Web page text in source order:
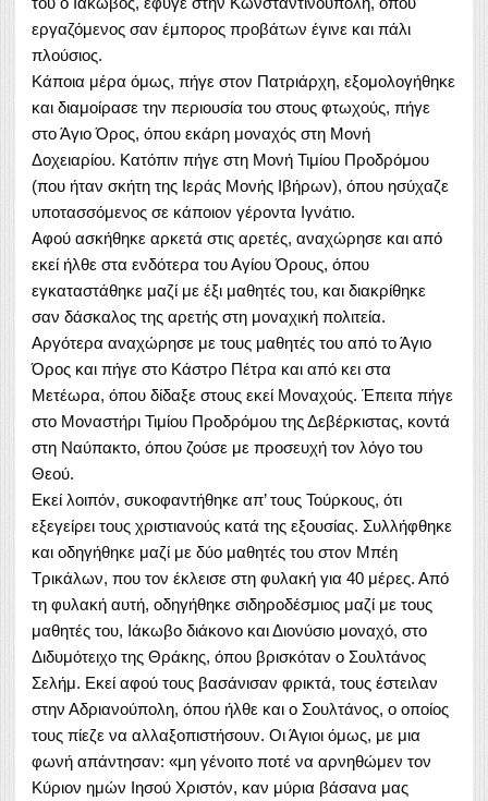
εργαζόμενος σαν έμπορος προβάτων έγινε και πάλι
πλούσιος.
Κάποια μέρα όμως, πήγε στον Πατριάρχη, εξομολογήθηκε
και διαμοίρασε την περιουσία του στους φτωχούς, πήγε
στο Άγιο Όρος, όπου εκάρη μοναχός στη Μονή
Δοχειαρίου. Κατόπιν πήγε στη Μονή Τιμίου Προδρόμου
(που ήταν σκήτη της Ιεράς Μονής Ιβήρων), όπου ησύχαζε
υποτασσόμενος σε κάποιον γέροντα Ιγνάτιο.
Αφού ασκήθηκε αρκετά στις αρετές, αναχώρησε και από
εκεί ήλθε στα ενδότερα του Αγίου Όρους, όπου
εγκαταστάθηκε μαζί με έξι μαθητές του, και διακρίθηκε
σαν δάσκαλος της αρετής στη μοναχική πολιτεία.
Αργότερα αναχώρησε με τους μαθητές του από το Άγιο
Όρος και πήγε στο Κάστρο Πέτρα και από κει στα
Μετέωρα, όπου δίδαξε στους εκεί Μοναχούς. Έπειτα πήγε
στο Μοναστήρι Τιμίου Προδρόμου της Δεβέρκιστας, κοντά
στη Ναύπακτο, όπου ζούσε με προσευχή τον λόγο του
Θεού.
Εκεί λοιπόν, συκοφαντήθηκε απ’ τους Τούρκους, ότι
εξεγείρει τους χριστιανούς κατά της εξουσίας. Συλλήφθηκε
και οδηγήθηκε μαζί με δύο μαθητές του στον Μπέη
Τρικάλων, που τον έκλεισε στη φυλακή για 40 μέρες. Από
τη φυλακή αυτή, οδηγήθηκε σιδηροδέσμιος μαζί με τους
μαθητές του, Ιάκωβο διάκονο και Διονύσιο μοναχό, στο
Διδυμότειχο της Θράκης, όπου βρισκόταν ο Σουλτάνος
Σελήμ. Εκεί αφού τους βασάνισαν φρικτά, τους έστειλαν
στην Αδριανούπολη, όπου ήλθε και ο Σουλτάνος, ο οποίος
τους πίεζε να αλλαξοπιστήσουν. Οι Άγιοι όμως, με μια
φωνή απάντησαν: «μη γένοιτο ποτέ να αρνηθώμεν τον
Κύριον ημών Ιησού Χριστόν, καν μύρια βάσανα μας